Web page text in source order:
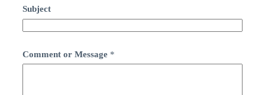
Subject
Comment or Message *